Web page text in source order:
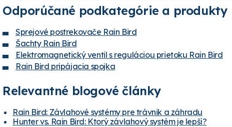
Odporúčané podkategórie a produkty
Sprejové postrekovače Rain Bird
Šachty Rain Bird
Elektromagnetický ventil s reguláciou prietoku Rain Bird
Rain Bird pripájacia spojka
Relevantné blogové články
Rain Bird: Závlahové systémy pre trávnik a záhradu
Hunter vs. Rain Bird: Ktorý závlahový systém je lepší?